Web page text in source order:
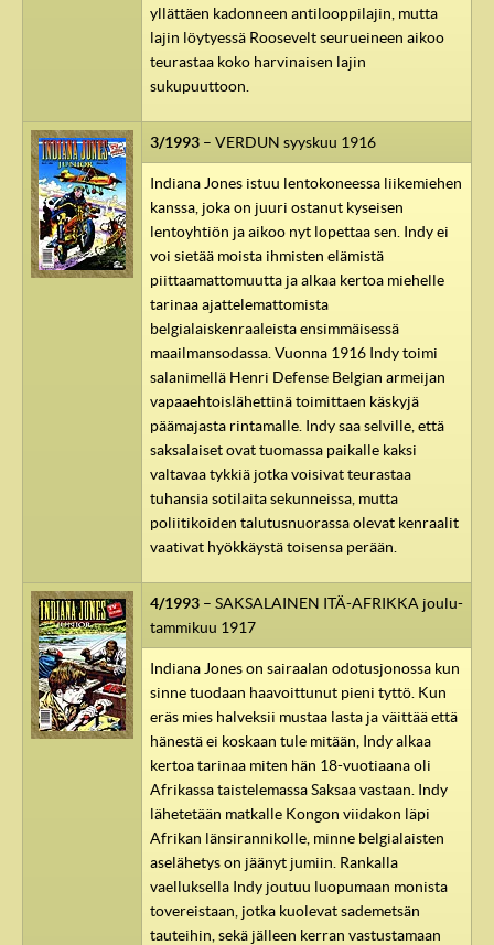
yllättäen kadonneen antilooppilajin, mutta
lajin löytyessä Roosevelt seurueineen aikoo
teurastaa koko harvinaisen lajin
sukupuuttoon.
3/1993 – VERDUN syyskuu 1916
Indiana Jones istuu lentokoneessa liikemiehen
kanssa, joka on juuri ostanut kyseisen
lentoyhtiön ja aikoo nyt lopettaa sen. Indy ei
voi sietää moista ihmisten elämistä
piittaamattomuutta ja alkaa kertoa miehelle
tarinaa ajattelemattomista
belgialaiskenraaleista ensimmäisessä
maailmansodassa. Vuonna 1916 Indy toimi
salanimellä Henri Defense Belgian armeijan
vapaaehtoislähettinä toimittaen käskyjä
päämajasta rintamalle. Indy saa selville, että
saksalaiset ovat tuomassa paikalle kaksi
valtavaa tykkiä jotka voisivat teurastaa
tuhansia sotilaita sekunneissa, mutta
poliitikoiden talutusnuorassa olevat kenraalit
vaativat hyökkäystä toisensa perään.
4/1993 – SAKSALAINEN ITÄ-AFRIKKA joulu-
tammikuu 1917
Indiana Jones on sairaalan odotusjonossa kun
sinne tuodaan haavoittunut pieni tyttö. Kun
eräs mies halveksii mustaa lasta ja väittää että
hänestä ei koskaan tule mitään, Indy alkaa
kertoa tarinaa miten hän 18-vuotiaana oli
Afrikassa taistelemassa Saksaa vastaan. Indy
lähetetään matkalle Kongon viidakon läpi
Afrikan länsirannikolle, minne belgialaisten
aselähetys on jäänyt jumiin. Rankalla
vaelluksella Indy joutuu luopumaan monista
tovereistaan, jotka kuolevat sademetsän
tauteihin, sekä jälleen kerran vastustamaan